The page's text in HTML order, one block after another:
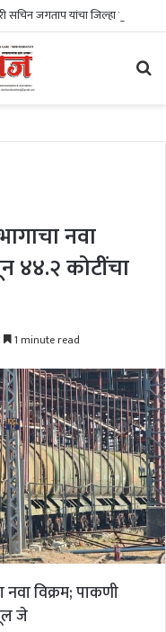
नवा
४४.२ कोटींचा
1 minute read
विक्रम; पाकणी
जे